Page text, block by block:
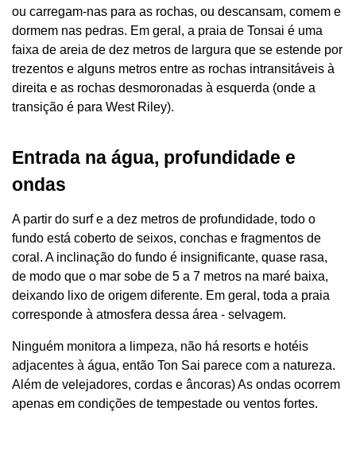
ou carregam-nas para as rochas, ou descansam, comem e
dormem nas pedras. Em geral, a praia de Tonsai é uma
faixa de areia de dez metros de largura que se estende por
trezentos e alguns metros entre as rochas intransitáveis ​​à
direita e as rochas desmoronadas à esquerda (onde a
transição é para West Riley).
Entrada na água, profundidade e
ondas
A partir do surf e a dez metros de profundidade, todo o
fundo está coberto de seixos, conchas e fragmentos de
coral. A inclinação do fundo é insignificante, quase rasa,
de modo que o mar sobe de 5 a 7 metros na maré baixa,
deixando lixo de origem diferente. Em geral, toda a praia
corresponde à atmosfera dessa área - selvagem.
Ninguém monitora a limpeza, não há resorts e hotéis
adjacentes à água, então Ton Sai parece com a natureza.
Além de velejadores, cordas e âncoras) As ondas ocorrem
apenas em condições de tempestade ou ventos fortes.